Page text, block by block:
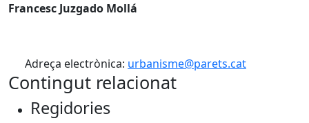
Francesc Juzgado Mollá
Adreça electrònica: urbanisme@parets.cat
Contingut relacionat
Regidories